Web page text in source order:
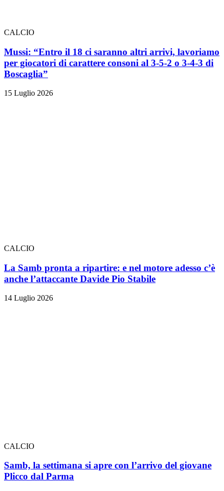
CALCIO
Mussi: “Entro il 18 ci saranno altri arrivi, lavoriamo
per giocatori di carattere consoni al 3-5-2 o 3-4-3 di
Boscaglia”
15 Luglio 2026
CALCIO
La Samb pronta a ripartire: e nel motore adesso c’è
anche l’attaccante Davide Pio Stabile
14 Luglio 2026
CALCIO
Samb, la settimana si apre con l’arrivo del giovane
Plicco dal Parma